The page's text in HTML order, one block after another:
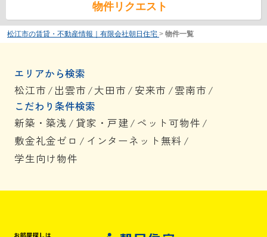
物件リクエスト
松江市の賃貸・不動産情報｜有限会社朝日住宅 > 物件一覧
エリアから検索
松江市 / 出雲市 /大田市 / 安来市 /雲南市 /
こだわり条件検索
新築・築浅 / 貸家・戸建/ ペット可物件 /
敷金礼金ゼロ / インターネット無料 /
学生向け物件